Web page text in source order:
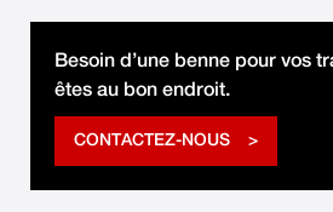
Besoin d’une benne pour vos
êtes au bon endroit.
CONTACTEZ-NOUS